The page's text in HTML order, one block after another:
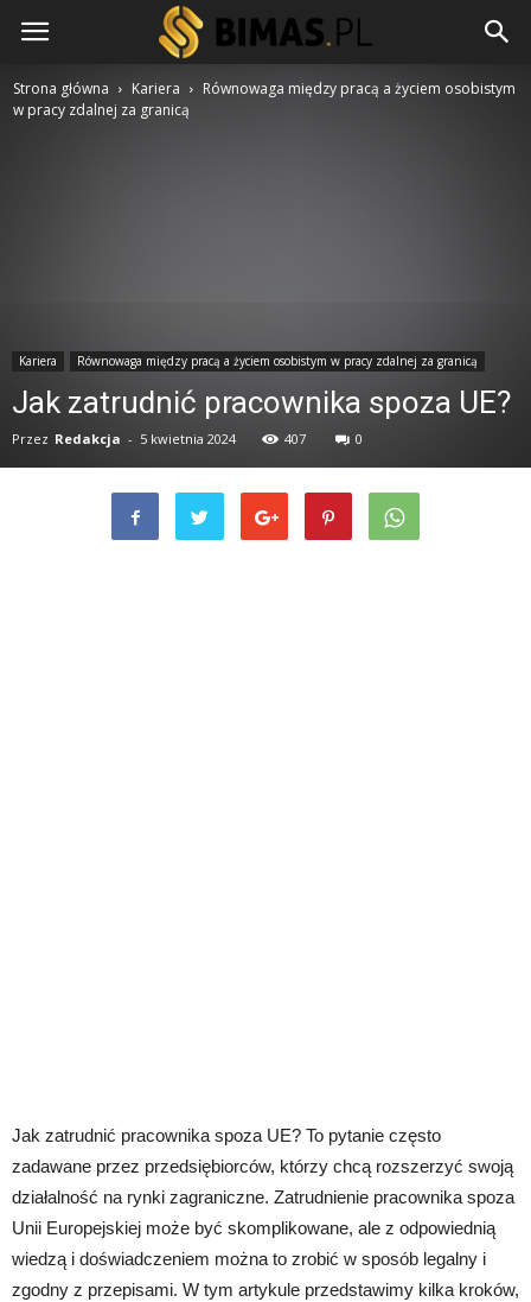
Strona główna Kariera
Równowaga między pracą a życiem osobistym
w pracy zdalnej za granicą
Kariera Równowaga między pracą a życiem osobistym w pracy zdalnej za granicą
Jak zatrudnić pracownika spoza UE?
Przez Redakcja - 5 kwietnia 2024 407 0
Jak zatrudnić pracownika spoza UE? To pytanie często
zadawane przez przedsiębiorców, którzy chcą rozszerzyć swoją
działalność na rynki zagraniczne. Zatrudnienie pracownika spoza
Unii Europejskiej może być skomplikowane, ale z odpowiednią
wiedzą i doświadczeniem można to zrobić w sposób legalny i
zgodny z przepisami. W tym artykule przedstawimy kilka kroków,